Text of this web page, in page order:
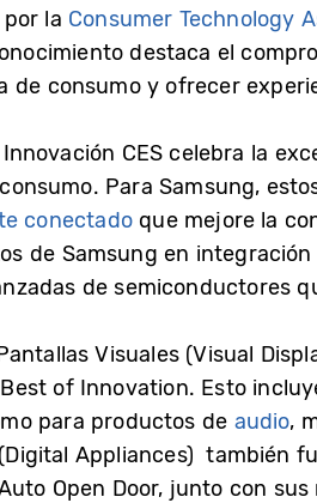
la Consumer Technology
destaca el
de consumo y ofrecer
CES celebra la
Para Samsung,
conectadoque mejore la
de Samsung en
de semiconductores
Visuales (Visual
of Innovation. Esto
para productos de audio,
Appliances) también
Open Door, junto con